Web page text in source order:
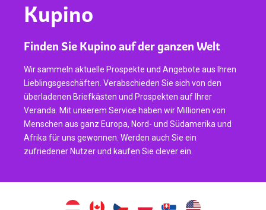
Kupino
Finden Sie Kupino auf der ganzen Welt
Wir sammeln aktuelle Prospekte und Angebote aus Ihren
Lieblingsgeschäften. Verabschieden Sie sich von den
überladenen Briefkästen und Prospekten auf Ihrer
Veranda. Mit unserem Service haben wir Millionen von
Menschen aus ganz Europa, Nord- und Südamerika und
Afrika für uns gewonnen. Werden auch Sie ein
zufriedener Nutzer und kaufen Sie clever ein.